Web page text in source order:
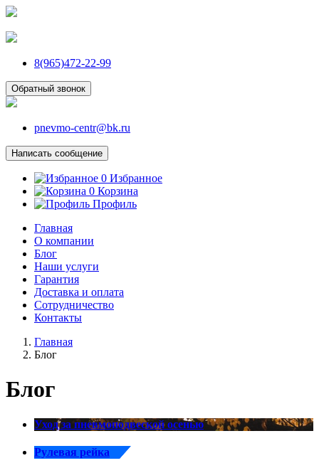
8(965)472-22-99
Обратный звонок
pnevmo-centr@bk.ru
Написать сообщение
0 Избранное
0 Корзина
Профиль
Главная
О компании
Блог
Наши услуги
Гарантия
Доставка и оплата
Сотрудничество
Контакты
Главная
Блог
Блог
Уход за пневмоподвеской осенью
Рулевая рейка